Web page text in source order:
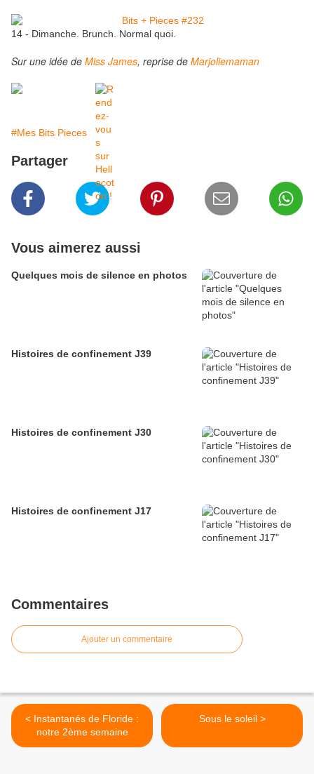
14 - Dimanche. Brunch. Normal quoi.
Sur une idée de Miss James, reprise de Marjoliemaman
#Mes Bits Pieces
Partager
Vous aimerez aussi
Quelques mois de silence en photos
Histoires de confinement J39
Histoires de confinement J30
Histoires de confinement J17
Commentaires
Ajouter un commentaire
< Instantanés de Floride :
notre 2ème semaine
Sous le soleil >